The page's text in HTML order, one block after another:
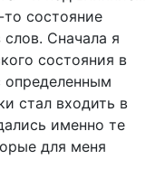
состояние
Сначала я
состояния в
определенным
стал входить в
именно те
для меня